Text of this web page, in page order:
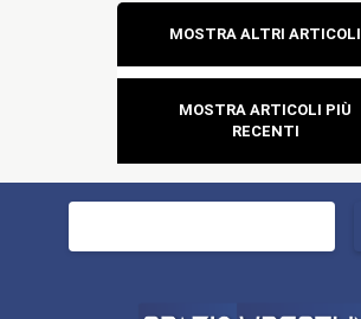
Navigazione
articoli
MOSTRA ALTRI ARTICOLI
MOSTRA ARTICOLI PIÙ
RECENTI